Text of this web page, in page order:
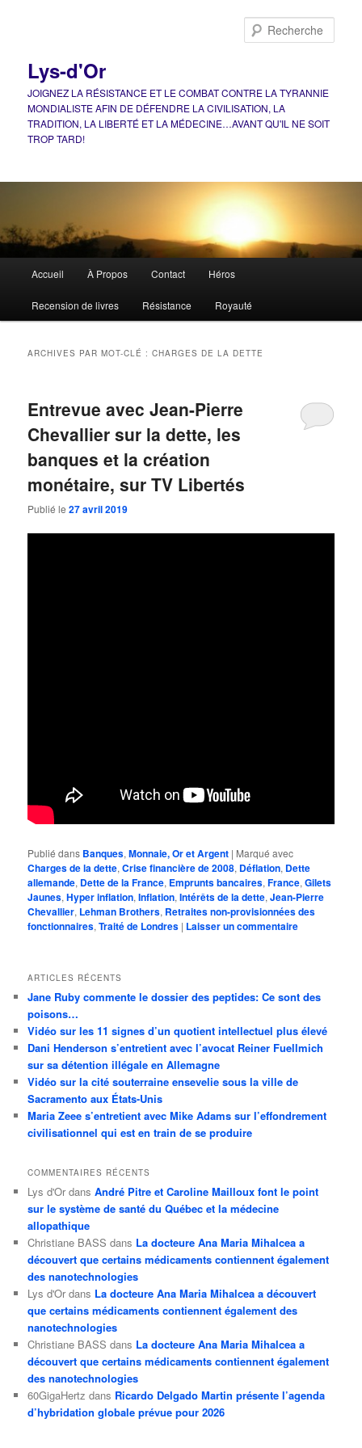
Lys-d'Or
JOIGNEZ LA RÉSISTANCE ET LE COMBAT CONTRE LA TYRANNIE
MONDIALISTE AFIN DE DÉFENDRE LA CIVILISATION, LA
TRADITION, LA LIBERTÉ ET LA MÉDECINE…AVANT QU'IL NE SOIT
TROP TARD!
principal
Accueil À Propos Contact Héros
Recension de livres Résistance Royauté
ARCHIVES PAR MOT-CLÉ :CHARGES DE LA DETTE
Entrevue avec Jean-Pierre
Chevallier sur la dette, les
banques et la création
monétaire, sur TV Libertés
Publié le27 avril 2019
Publié dans Banques,Monnaie, Or et Argent | Marqué avec
Charges de la dette,Crise financière de 2008, Déflation, Dette
allemande, Dette de la France, Emprunts bancaires,France,Gilets
Jaunes,Hyper inflation,Inflation,Intérêts de la dette,Jean-Pierre
Chevallier, Lehman Brothers, Retraites non-provisionnées des
fonctionnaires,Traité de Londres | Laisser un commentaire
ARTICLES RÉCENTS
Jane Ruby commente le dossier des peptides: Ce sont des
poisons…
Vidéo sur les 11 signes d’un quotient intellectuel plus élevé
Dani Henderson s’entretient avec l’avocat Reiner Fuellmich
sur sa détention illégale en Allemagne
Vidéo sur la cité souterraine ensevelie sous la ville de
Sacramento aux États-Unis
Maria Zeee s’entretient avec Mike Adams sur l’effondrement
civilisationnel qui est en train de se produire
COMMENTAIRES RÉCENTS
Lys d'Or dansAndré Pitre et Caroline Mailloux font le point
sur le système de santé du Québec et la médecine
allopathique
Christiane BASS dans La docteure Ana Maria Mihalcea a
découvert que certains médicaments contiennent également
des nanotechnologies
Lys d'Or dans La docteure Ana Maria Mihalcea a découvert
que certains médicaments contiennent également des
nanotechnologies
Christiane BASS dans La docteure Ana Maria Mihalcea a
découvert que certains médicaments contiennent également
des nanotechnologies
60GigaHertz dans Ricardo Delgado Martin présente l’agenda
d’hybridation globale prévue pour 2026